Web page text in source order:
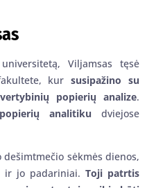
Viljamsas tęsė
kursusipažino su
popierių analize.
analitiku dviejose
sėkmės dienos,
ir jo padariniai. Toji patrtis